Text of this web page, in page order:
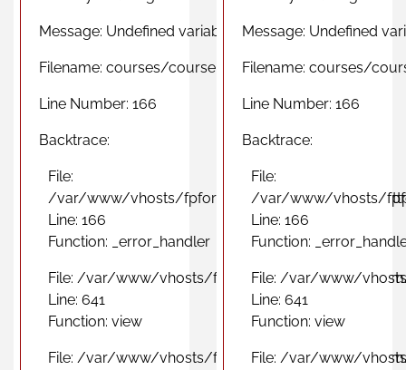
Message: Undefined variable $photomas
Filename: courses/course_region_view.php
Line Number: 166
Backtrace:
File:
/var/www/vhosts/fpformacionprofesional.com/
Line: 166
Function: _error_handler
File: /var/www/vhosts/
Line: 641
Function: view
File: /var/www/vhosts/
Message: Undefined
Filename: courses/
Line Number: 166
Backtrace:
File:
/var/www/vhosts/
Line: 166
Function:
File: /var/www/
Line: 641
Function: view
File: /var/www/